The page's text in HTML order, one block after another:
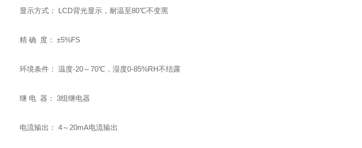
显示方式： LCD背光显示，耐温至80℃不变黑
精 确 度： ±5%FS
环境条件： 温度-20～70℃，湿度0-85%RH不结露
继 电 器： 3组继电器
电流输出： 4～20mA电流输出